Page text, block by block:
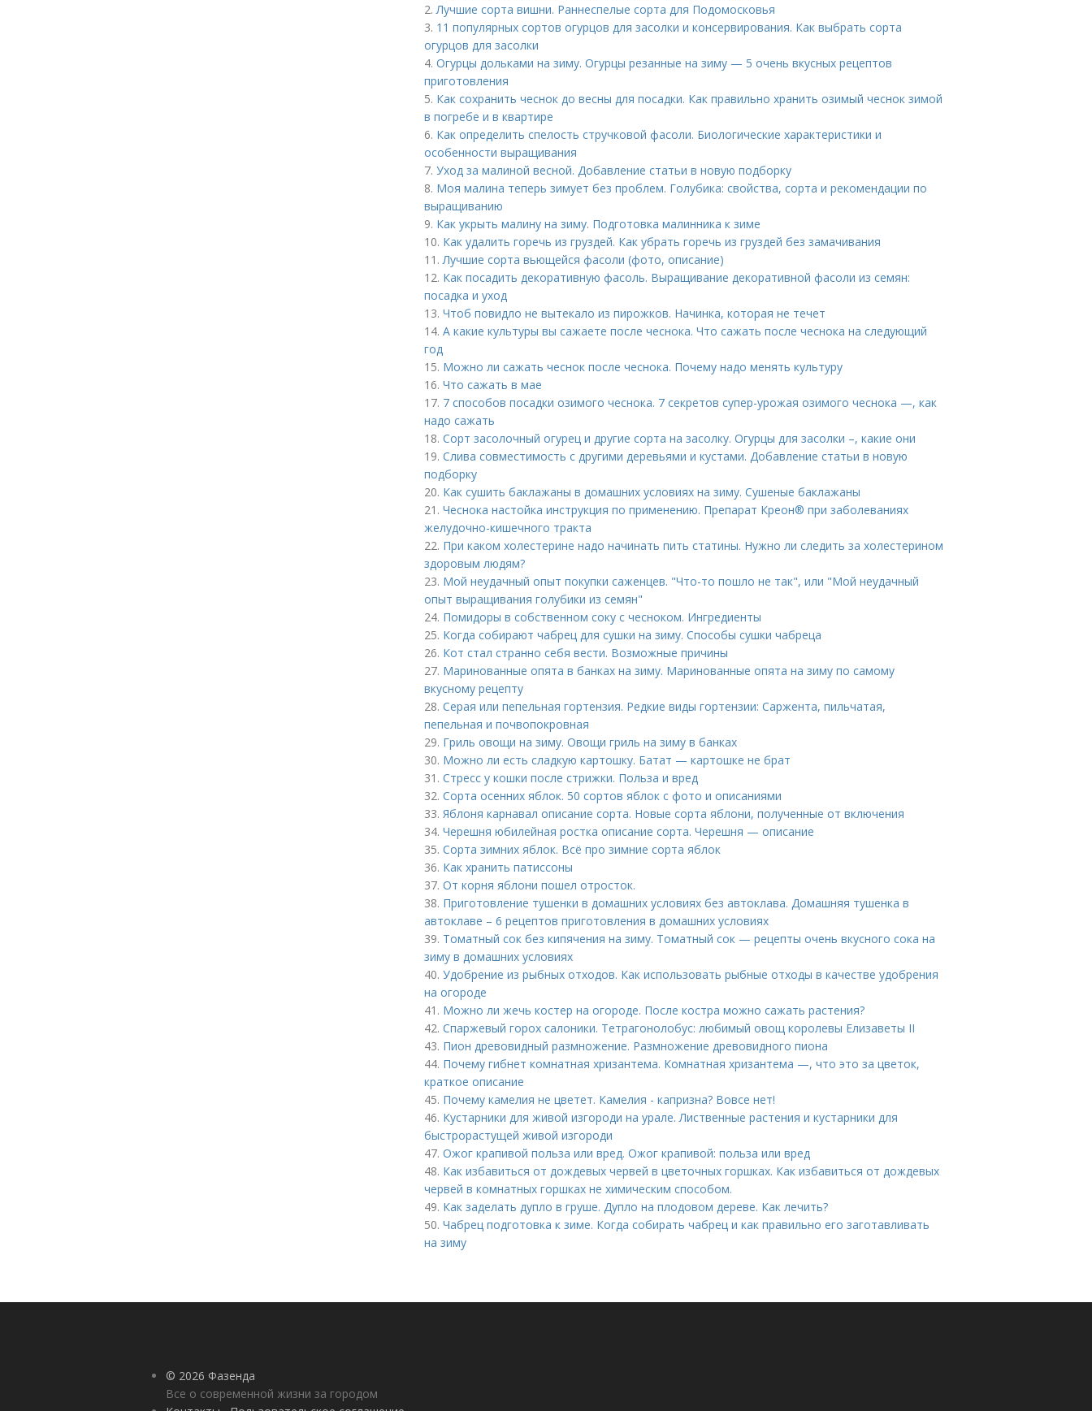
2.Лучшие сорта вишни. Раннеспелые сорта для Подомосковья
3. 11 популярных сортов огурцов для засолки и консервирования. Как выбрать сорта
огурцов для засолки
4. Огурцы дольками на зиму. Огурцы резанные на зиму — 5 очень вкусных рецептов
приготовления
5. Как сохранить чеснок до весны для посадки. Как правильно хранить озимый чеснок зимой
в погребе и в квартире
6. Как определить спелость стручковой фасоли. Биологические характеристики и
особенности выращивания
7. Уход за малиной весной. Добавление статьи в новую подборку
8. Моя малина теперь зимует без проблем. Голубика: свойства, сорта и рекомендации по
выращиванию
9. Как укрыть малину на зиму. Подготовка малинника к зиме
10. Как удалить горечь из груздей. Как убрать горечь из груздей без замачивания
11.Лучшие сорта вьющейся фасоли (фото, описание)
12. Как посадить декоративную фасоль. Выращивание декоративной фасоли из семян:
посадка и уход
13. Чтоб повидло не вытекало из пирожков. Начинка, которая не течет
14. А какие культуры вы сажаете после чеснока. Что сажать после чеснока на следующий
год
15. Можно ли сажать чеснок после чеснока. Почему надо менять культуру
16. Что сажать в мае
17. 7 способов посадки озимого чеснока. 7 секретов супер-урожая озимого чеснока —, как
надо сажать
18. Сорт засолочный огурец и другие сорта на засолку. Огурцы для засолки –, какие они
19. Слива совместимость с другими деревьями и кустами. Добавление статьи в новую
подборку
20. Как сушить баклажаны в домашних условиях на зиму. Сушеные баклажаны
21. Чеснока настойка инструкция по применению. Препарат Креон® при заболеваниях
желудочно-кишечного тракта
22. При каком холестерине надо начинать пить статины. Нужно ли следить за холестерином
здоровым людям?
23. Мой неудачный опыт покупки саженцев. "Что-то пошло не так", или "Мой неудачный
опыт выращивания голубики из семян"
24. Помидоры в собственном соку с чесноком. Ингредиенты
25. Когда собирают чабрец для сушки на зиму. Способы сушки чабреца
26. Кот стал странно себя вести. Возможные причины
27. Маринованные опята в банках на зиму. Маринованные опята на зиму по самому
вкусному рецепту
28. Серая или пепельная гортензия. Редкие виды гортензии: Саржента, пильчатая,
пепельная и почвопокровная
29. Гриль овощи на зиму. Овощи гриль на зиму в банках
30. Можно ли есть сладкую картошку. Батат — картошке не брат
31. Стресс у кошки после стрижки. Польза и вред
32. Сорта осенних яблок. 50 сортов яблок с фото и описаниями
33. Яблоня карнавал описание сорта. Новые сорта яблони, полученные от включения
34. Черешня юбилейная ростка описание сорта. Черешня — описание
35. Сорта зимних яблок. Всё про зимние сорта яблок
36. Как хранить патиссоны
37. От корня яблони пошел отросток.
38. Приготовление тушенки в домашних условиях без автоклава. Домашняя тушенка в
автоклаве – 6 рецептов приготовления в домашних условиях
39. Томатный сок без кипячения на зиму. Томатный сок — рецепты очень вкусного сока на
зиму в домашних условиях
40. Удобрение из рыбных отходов. Как использовать рыбные отходы в качестве удобрения
на огороде
41. Можно ли жечь костер на огороде. После костра можно сажать растения?
42. Спаржевый горох салоники. Тетрагонолобус: любимый овощ королевы Елизаветы II
43. Пион древовидный размножение. Размножение древовидного пиона
44. Почему гибнет комнатная хризантема. Комнатная хризантема —, что это за цветок,
краткое описание
45. Почему камелия не цветет. Камелия - капризна? Вовсе нет!
46. Кустарники для живой изгороди на урале. Лиственные растения и кустарники для
быстрорастущей живой изгороди
47. Ожог крапивой польза или вред. Ожог крапивой: польза или вред
48. Как избавиться от дождевых червей в цветочных горшках. Как избавиться от дождевых
червей в комнатных горшках не химическим способом.
49. Как заделать дупло в груше. Дупло на плодовом дереве. Как лечить?
50. Чабрец подготовка к зиме. Когда собирать чабрец и как правильно его заготавливать
на зиму
© 2026 Фазенда
Все о современной жизни за городом